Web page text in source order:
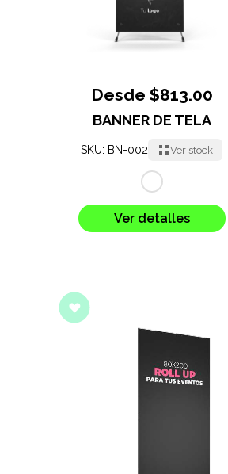
Desde $813.00
BANNER DE TELA
SKU: BN-002 Ver stock
Ver detalles